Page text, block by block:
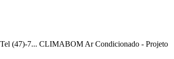
(47)-7... CLIMABOM Ar Condicionado - Projeto